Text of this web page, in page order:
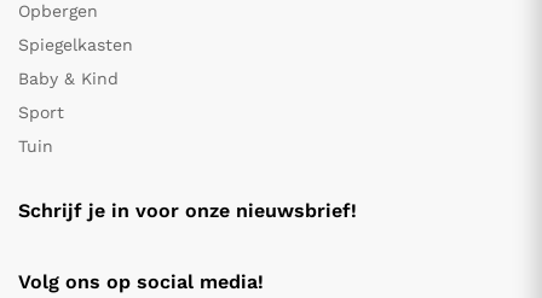
Opbergen
Spiegelkasten
Baby & Kind
Sport
Tuin
Schrijf je in voor onze nieuwsbrief!
Volg ons op social media!